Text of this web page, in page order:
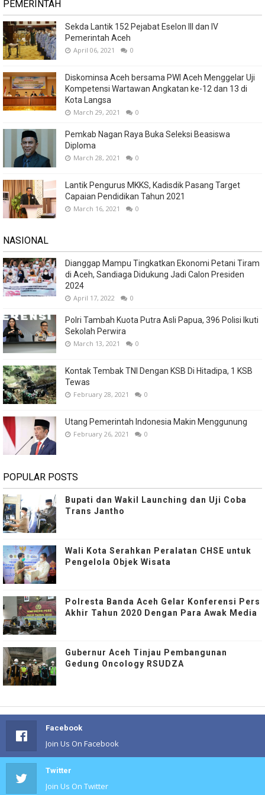
PEMERINTAH
Sekda Lantik 152 Pejabat Eselon III dan IV
Pemerintah Aceh
April 06, 2021 0
Diskominsa Aceh bersama PWI Aceh Menggelar Uji
Kompetensi Wartawan Angkatan ke-12 dan 13 di
Kota Langsa
March 29, 2021 0
Pemkab Nagan Raya Buka Seleksi Beasiswa
Diploma
March 28, 2021 0
Lantik Pengurus MKKS, Kadisdik Pasang Target
Capaian Pendidikan Tahun 2021
March 16, 2021 0
NASIONAL
Dianggap Mampu Tingkatkan Ekonomi Petani Tiram
di Aceh, Sandiaga Didukung Jadi Calon Presiden
2024
April 17, 2022 0
Polri Tambah Kuota Putra Asli Papua, 396 Polisi Ikuti
Sekolah Perwira
March 13, 2021 0
Kontak Tembak TNI Dengan KSB Di Hitadipa, 1 KSB
Tewas
February 28, 2021 0
Utang Pemerintah Indonesia Makin Menggunung
February 26, 2021 0
POPULAR POSTS
Bupati dan Wakil Launching dan Uji Coba
Trans Jantho
Wali Kota Serahkan Peralatan CHSE untuk
Pengelola Objek Wisata
Polresta Banda Aceh Gelar Konferensi Pers
Akhir Tahun 2020 Dengan Para Awak Media
Gubernur Aceh Tinjau Pembangunan
Gedung Oncology RSUDZA
Facebook
Join Us On Facebook
Twitter
Join Us On Twitter